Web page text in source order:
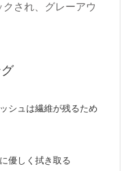
され、グレーアウ
シュは繊維が残るため
優しく拭き取る